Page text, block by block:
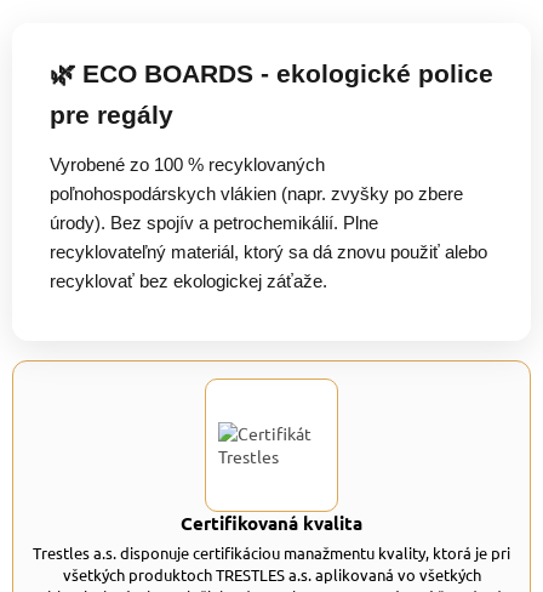
🌿 ECO BOARDS - ekologické police
pre regály
Vyrobené zo 100 % recyklovaných
poľnohospodárskych vlákien (napr. zvyšky po zbere
úrody). Bez spojív a petrochemikálií. Plne
recyklovateľný materiál, ktorý sa dá znovu použiť alebo
recyklovať bez ekologickej záťaže.
Certifikovaná kvalita
Trestles a.s. disponuje certifikáciou manažmentu kvality, ktorá je pri
všetkých produktoch TRESTLES a.s. aplikovaná vo všetkých